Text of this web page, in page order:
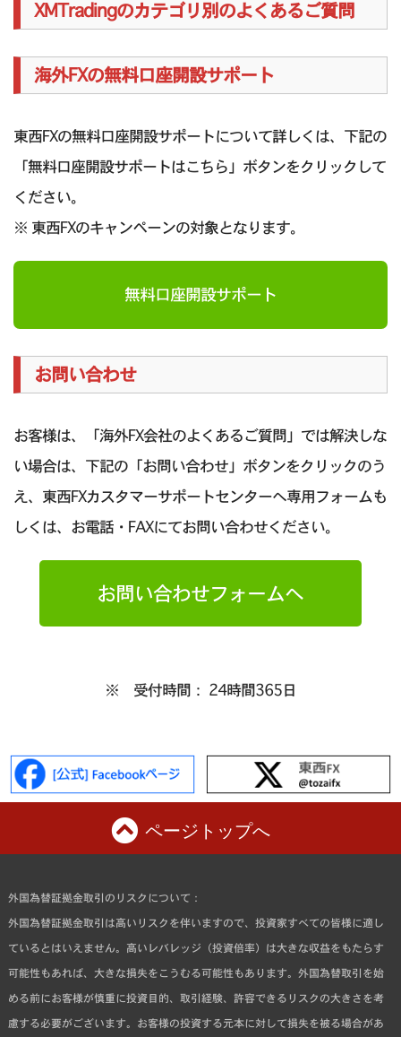
XMTradingのカテゴリ別のよくあるご質問
海外FXの無料口座開設サポート
東西FXの無料口座開設サポートについて詳しくは、下記の
「無料口座開設サポートはこちら」ボタンをクリックして
ください。
※ 東西FXのキャンペーンの対象となります。
無料口座開設サポート
お問い合わせ
お客様は、「海外FX会社のよくあるご質問」では解決しな
い場合は、下記の「お問い合わせ」ボタンをクリックのう
え、東西FXカスタマーサポートセンターへ専用フォームも
しくは、お電話・FAXにてお問い合わせください。
お問い合わせフォームへ
※ 受付時間： 24時間365日
ページトップへ
外国為替証拠金取引のリスクについて：
外国為替証拠金取引は高いリスクを伴いますので、投資家すべての皆様に適し
ているとはいえません。高いレバレッジ（投資倍率）は大きな収益をもたらす
可能性もあれば、大きな損失をこうむる可能性もあります。外国為替取引を始
める前にお客様が慎重に投資目的、取引経験、許容できるリスクの大きさを考
慮する必要がございます。お客様の投資する元本に対して損失を被る場合があ